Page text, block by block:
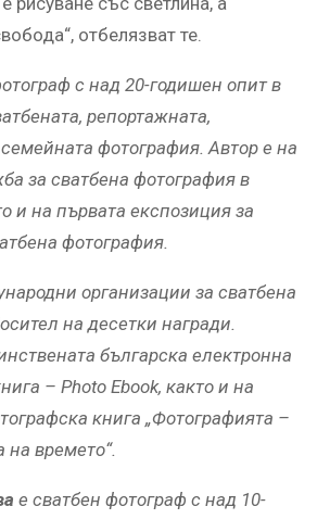
отбелязват те.
с над 20-годишен опит в
репортажната,
фотография. Автор е на
за сватбена фотография в
и на първата eкспозиция за
фотография.
организации за сватбена
на десетки награди.
българска електронна
– Photo Ebook, както и на
книга „Фотографията –
на времето“.
е сватбен фотограф с над 10-